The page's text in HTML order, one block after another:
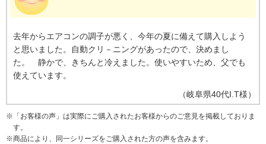
去年からエアコンの調子が悪く、今年の夏に備えて購入しよう
と思いました。自動クリ－ニングがあったので、決めまし
た。 静かで、きちんと冷えました。使いやすいため、父でも
使えています。
（岐阜県40代I.T様）
※ 「お客様の声」は実際にご購入されたお客様からのご意見を掲載しておりま
す。
※商品により、同一シリーズをご購入された方の声を含みます。